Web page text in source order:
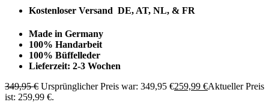
Kostenloser Versand DE, AT, NL, & FR
Made in Germany
100% Handarbeit
100% Büffelleder
Lieferzeit: 2-3 Wochen
349,95€ Ursprünglicher Preis war: 349,95 €259,99 €Aktueller Preis
ist: 259,99 €.